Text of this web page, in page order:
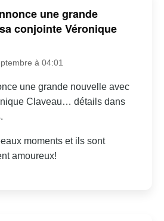
une grande
conjointe Véronique
à 04:01
une grande nouvelle avec
Claveau… détails dans
moments et ils sont
amoureux!